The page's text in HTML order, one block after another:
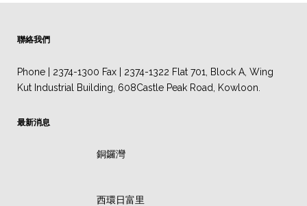
聯絡我們
Phone | 2374-1300 Fax | 2374-1322 Flat 701, Block A, Wing
Kut Industrial Building, 608Castle Peak Road, Kowloon.
最新消息
銅鑼灣
西環日富里